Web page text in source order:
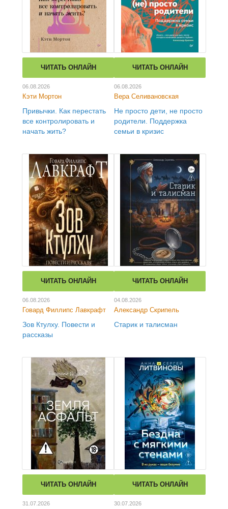
ЧИТАТЬ ОНЛАЙН
06.08.2026
Кэти Мортон
Привычки. Как перестать
все контролировать и
начать жить?
ЧИТАТЬ ОНЛАЙН
06.08.2026
Вера Селивановская
Не просто дети, не просто
родители. Поддержка
семьи в кризис
ЧИТАТЬ ОНЛАЙН
06.08.2026
Говард Филлипс Лавкрафт
Зов Ктулху. Повести и
рассказы
ЧИТАТЬ ОНЛАЙН
04.08.2026
Александр Скрипель
Старик и талисман
ЧИТАТЬ ОНЛАЙН
31.07.2026
ЧИТАТЬ ОНЛАЙН
30.07.2026